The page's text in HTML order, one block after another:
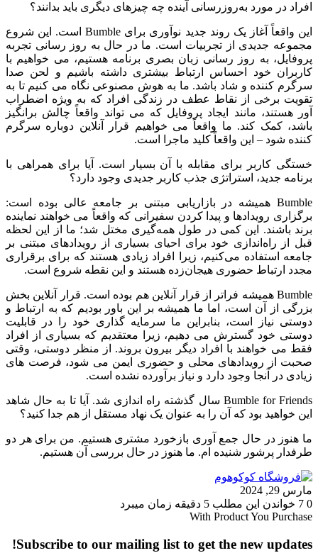
افراد در مورد به‌روزرسانی آینده چه چیزهای دیگری باید بدانند؟
این واقعاً آغاز یک روند جدید نوآوری برای Bumble است. این شروع
مجموعه جدیدی از تجربیات است. ما در حال به روز رسانی تجربه
پروفایل، به روز رسانی زبان بصری برنامه هستیم، می خواهیم با
کاربران خود احساس ارتباط بیشتری داشته باشیم و لحن صدا
سرگرم کننده و شاد باشد. ما به هوش مصنوعی نگاه می کنیم تا به
تقویت برخی از نقاط عطف در زندگی افراد که به ویژه اضطراب
آور هستند، مانند ایجاد پروفایل که می تواند واقعاً چالش برانگیز
باشد، کمک کند. ما واقعاً می خواهیم قرار آنلاین دوباره سرگرم
کننده شود – این واقعاً کلید ماجرا است.
خستگی کاربر برای مقابله با آن بسیار است. آیا برای همراهی با
برنامه جدید، استراتژی جذب کاربر جدیدی وجود دارد؟
Bumble همیشه در بازاریابی مبتنی بر جامعه عالی بوده است:
برگزاری رویدادها و پیدا کردن سفیرانی که واقعاً می خواهند نماینده
برند باشند. این کمی در طول همه‌گیری مختل شد؛ ما از این لحظه
قبل از راه‌اندازی خود برای احیای بسیاری از رویدادهای مبتنی بر
جامعه استفاده می‌کنیم، زیرا افراد زیادی هستند که برای برقراری
مجدد ارتباط حضوری هیجان‌زده هستند و این نقطه شروع است.
Bumble همیشه فراتر از قرار آنلاین هم بوده است. قرار آنلاین بخش
بزرگی از آن است، اما ما همیشه بر این باور بودیم که به ارتباط و
دوستی نیاز است، بنابراین ما سرمایه گذاری خود را در قابلیت
دوستی خود گسترش می دهیم، زیرا معتقدیم که بسیاری از افراد
فقط می خواهند با افراد دیگر بیرون بروند. از منظر دوستی، وقتی
صحبت از رویدادهای محلی و حضوری ایمن می شود، فرصت های
زیادی در آنجا وجود دارد و نیاز برآورده نشده است.
Bumble for Friends سال گذشته راه اندازی شد. آیا تا به حال شاهد
این خواهید بود که آن را به عنوان یک نهاد مستقل از هم جدا کنید؟
ما هنوز در حال جمع آوری بازخورد مشتری هستیم. من برای هر دو
طرفدار پرشور شنیده ام. ما هنوز در حال بررسی آن هستیم.
مارس 29, 2024
0
خواندن این مطلب 5 دقیقه زمان میبرد
With Product You Purchase
Subscribe to our mailing list to get the new updates!